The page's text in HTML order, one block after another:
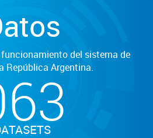
del sistema de
República Argentina.